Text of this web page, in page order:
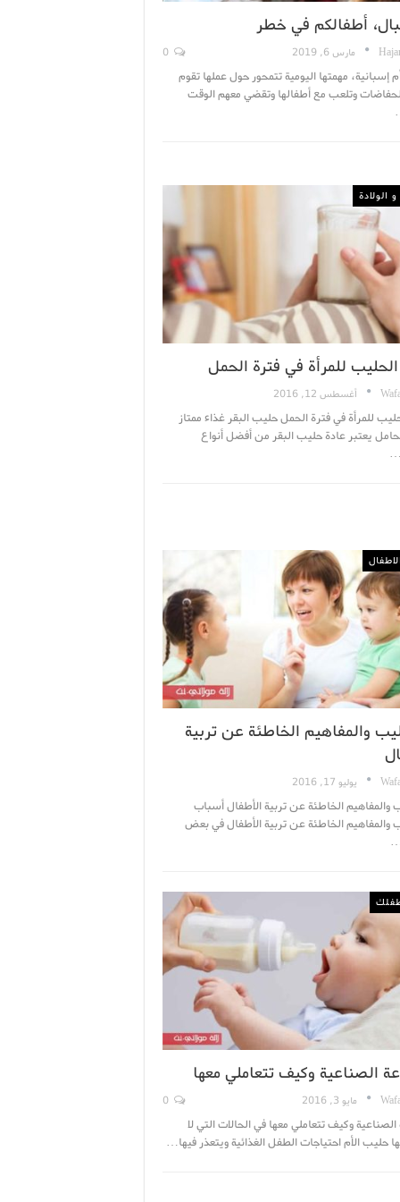
أطفالكم في خطر
مارس 6, 2019
إسبانية، مهمتها اليومية تتمحور حول عملها تقوم
وتلعب مع أطفالها وتقضي معهم الوقت
الولادة
الحليب للمرأة في فترة الحمل
أغسطس 12, 2016
للمرأة في فترة الحمل حليب البقر غذاء ممتاز
يعتبر عادة حليب البقر من أفضل أنواع
والمفاهيم الخاطئة عن تربية
يوليو 17, 2016
والمفاهيم الخاطئة عن تربية الأطفال أسباب
والمفاهيم الخاطئة عن تربية الأطفال في بعض
الصناعية وكيف تتعاملي معها
مايو 3, 2016
وكيف تتعاملي معها في الحالات التي لا
حليب الأم احتياجات الطفل الغذائية ويتعذر فيها…